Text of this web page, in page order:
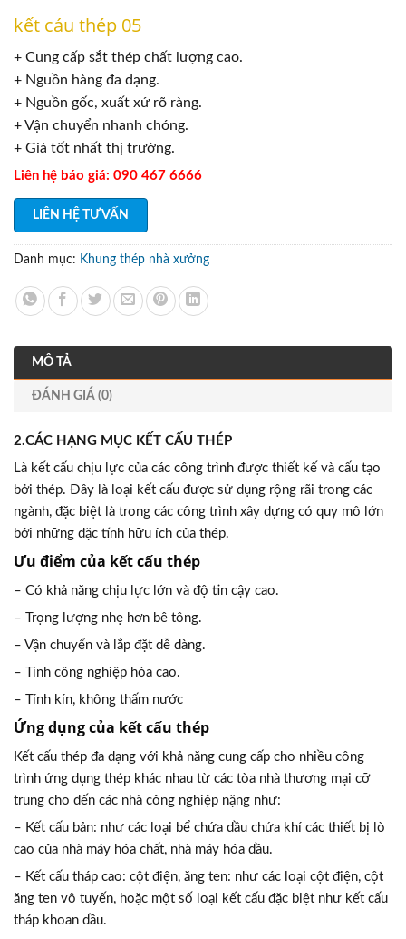
kết cáu thép 05
+ Cung cấp sắt thép chất lượng cao.
+ Nguồn hàng đa dạng.
+ Nguồn gốc, xuất xứ rõ ràng.
+ Vận chuyển nhanh chóng.
+ Giá tốt nhất thị trường.
Liên hệ báo giá: 090 467 6666
LIÊN HỆ TƯ VẤN
Danh mục: Khung thép nhà xưởng
MÔ TẢ
ĐÁNH GIÁ (0)
2.CÁC HẠNG MỤC KẾT CẤU THÉP
Là kết cấu chịu lực của các công trình được thiết kế và cấu tạo
bởi thép. Đây là loại kết cấu được sử dụng rộng rãi trong các
ngành, đặc biệt là trong các công trình xây dựng có quy mô lớn
bởi những đặc tính hữu ích của thép.
Ưu điểm của kết cấu thép
– Có khả năng chịu lực lớn và độ tin cậy cao.
– Trọng lượng nhẹ hơn bê tông.
– Vận chuyển và lắp đặt dễ dàng.
– Tính công nghiệp hóa cao.
– Tính kín, không thấm nước
Ứng dụng của kết cấu thép
Kết cấu thép đa dạng với khả năng cung cấp cho nhiều công
trình ứng dụng thép khác nhau từ các tòa nhà thương mại cỡ
trung cho đến các nhà công nghiệp nặng như:
– Kết cấu bản: như các loại bể chứa dầu chứa khí các thiết bị lò
cao của nhà máy hóa chất, nhà máy hóa dầu.
– Kết cấu tháp cao: cột điện, ăng ten: như các loại cột điện, cột
ăng ten vô tuyến, hoặc một số loại kết cấu đặc biệt như kết cấu
tháp khoan dầu.